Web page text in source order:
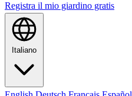
Registra il mio giardino gratis
Italiano